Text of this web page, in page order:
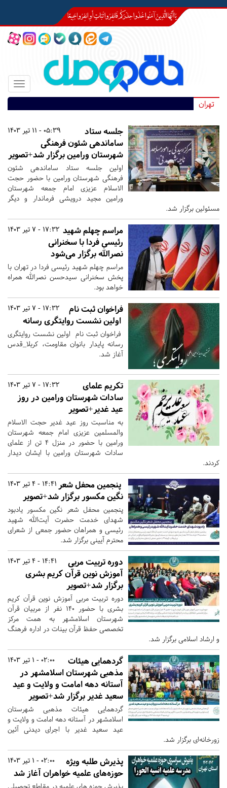
Toggle
تهران
05:39 - 11 تیر 1403
جلسه ستاد
ساماندهی شئون فرهنگی
شهرستان ورامین برگزار شد+تصویر
اولین جلسه ستاد ساماندهی شئون
فرهنگی شهرستان ورامین با حضور حجت
الاسلام عزیزی امام جمعه شهرستان
ورامین مجید درویشی فرماندار و دیگر
مسئولین برگزار شد.
17:32 - 7 تیر 1403 مراسم چهلم شهید
رئیسی فردا با سخنرانی
نصرالله برگزار می‌شود
مراسم چهلم شهید رئیسی فردا در تهران با
پخش سخنرانی سیدحسن نصرالله همراه
خواهد بود.
17:32 - 7 تیر 1403
فراخوان ثبت نام
اولین نشست روایتگری رسانه
فراخوان ثبت نام اولین نشست روایتگری
رسانه پایدار بانوان مقاومت، کربلا_قدس
آغاز شد.
17:32 - 7 تیر 1403
تکریم علمای
سادات شهرستان ورامین در روز
عید غدیر+تصویر
به مناسبت روز عید غدیر حجت الاسلام
والمسلمین عزیزی امام جمعه شهرستان
ورامین با حضور در منزل ۴ تن از علمای
سادات شهرستان ورامین با ایشان دیدار
کردند.
14:41 - 4 تیر 1403 پنجمین محفل شعر
نگین مکسور برگزار شد+تصویر
پنجمین محفل شعر نگین مکسور یادبود
شهدای خدمت حضرت آیت‌الله شهید
رئیسی و همراهان حضور جمعی از شعرای
محترم آیینی برگزار شد.
14:41 - 4 تیر 1403
دوره تربیت مربی
آموزش نوین قرآن کریم بشری
برگزار شد+تصویر
دوره تربیت مربی آموزش نوین قرآن کریم
بشری با حضور ۱۴٠ نفر از مربیان قرآن
شهرستان اسلامشهر به همت مرکز
تخصصی حفظ قرآن بینات در اداره فرهنگ
و ارشاد اسلامی برگزار شد.
02:00 - 1 تیر 1403
گردهمایی هیئات
مذهبی شهرستان اسلامشهر در
آستانه دهه امامت و ولایت و عید
سعید غدیر برگزار شد+تصویر
گردهمایی هیئات مذهبی شهرستان
اسلامشهر در آستانه دهه امامت و ولایت و
عید سعید غدیر با اجرای دیدنی آئین
زورخانه‌ای برگزار شد.
02:00 - 1 تیر 1403
پذیرش طلبه ویژه
حوزه‌های علمیه خواهران آغاز شد